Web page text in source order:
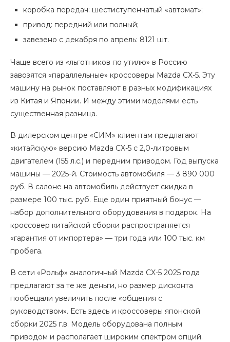
коробка передач: шестиступенчатый «автомат»;
привод: передний или полный;
завезено с декабря по апрель: 8121 шт.
Чаще всего из «льготников по утилю» в Россию
завозятся «параллельные» кроссоверы Mazda CX-5. Эту
машину на рынок поставляют в разных модификациях
из Китая и Японии. И между этими моделями есть
существенная разница.
В дилерском центре «СИМ» клиентам предлагают
«китайскую» версию Mazda CX-5 c 2,0-литровым
двигателем (155 л.с.) и передним приводом. Год выпуска
машины — 2025-й. Стоимость автомобиля — 3 890 000
руб. В салоне на автомобиль действует скидка в
размере 100 тыс. руб. Еще один приятный бонус —
набор дополнительного оборудования в подарок. На
кроссовер китайской сборки распространяется
«гарантия от импортера» — три года или 100 тыс. км
пробега.
В сети «Рольф» аналогичный Mazda CX-5 2025 года
предлагают за те же деньги, но размер дисконта
пообещали увеличить после «общения с
руководством». Есть здесь и кроссоверы японской
сборки 2025 г.в. Модель оборудована полным
приводом и располагает широким спектром опций.